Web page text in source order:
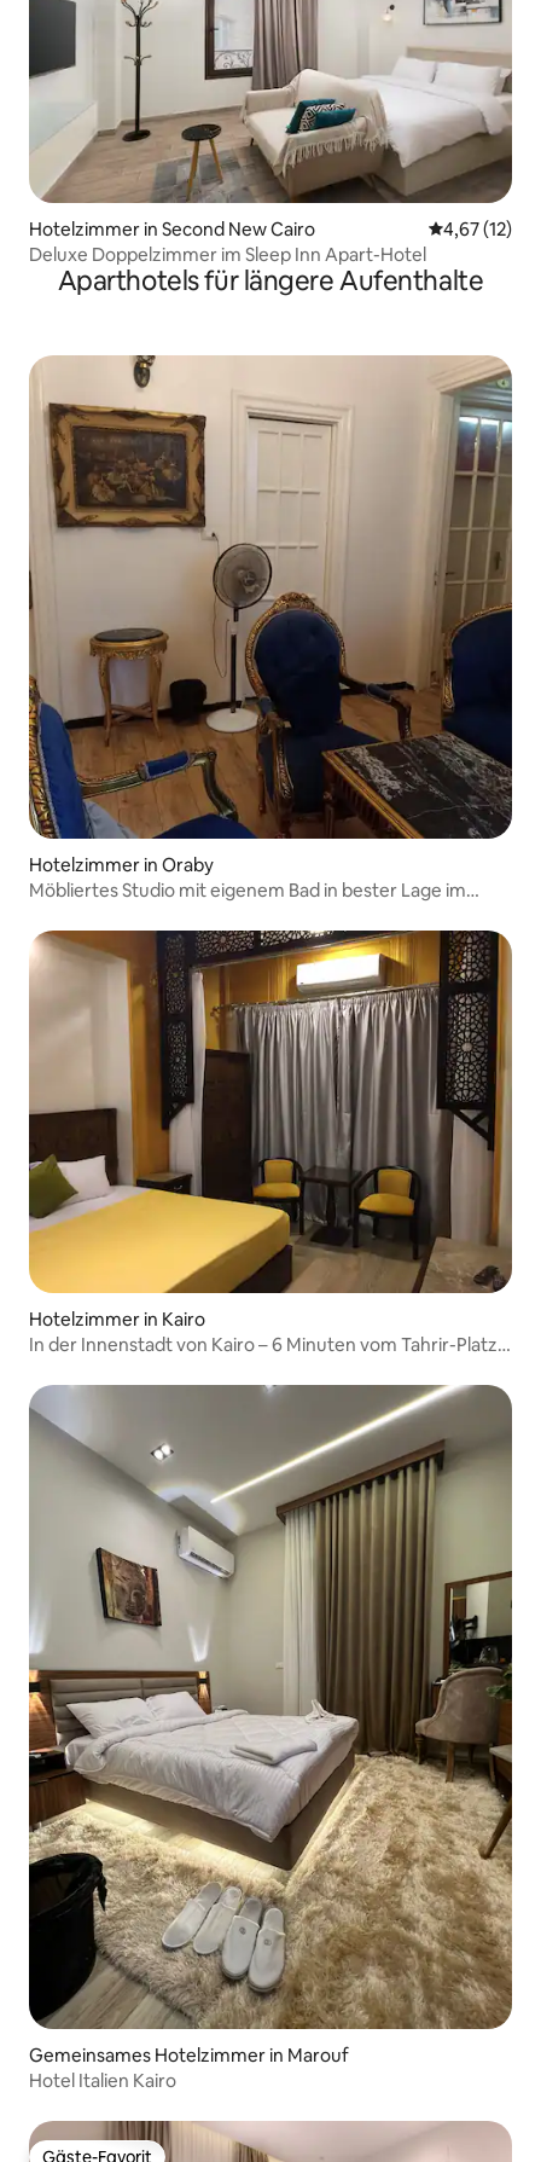
Hotelzimmer in Second New Cairo
4,67 (12)
Deluxe Doppelzimmer im Sleep Inn Apart-Hotel
Aparthotels für längere Aufenthalte
Hotelzimmer in Oraby
Möbliertes Studio mit eigenem Bad in bester Lage im
Hotelzimmer in Kairo
In der Innenstadt von Kairo – 6 Minuten vom Tahrir-Platz
Gemeinsames Hotelzimmer in Marouf
Hotel Italien Kairo
Gäste-Favorit